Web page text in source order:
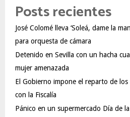
Posts recientes
José Colomé lleva ‘Soleá, dame la
para orquesta de cámara
Detenido en Sevilla con un hacha
mujer amenazada
El Gobierno impone el reparto de los
con la Fiscalía
Pánico en un supermercado Día de